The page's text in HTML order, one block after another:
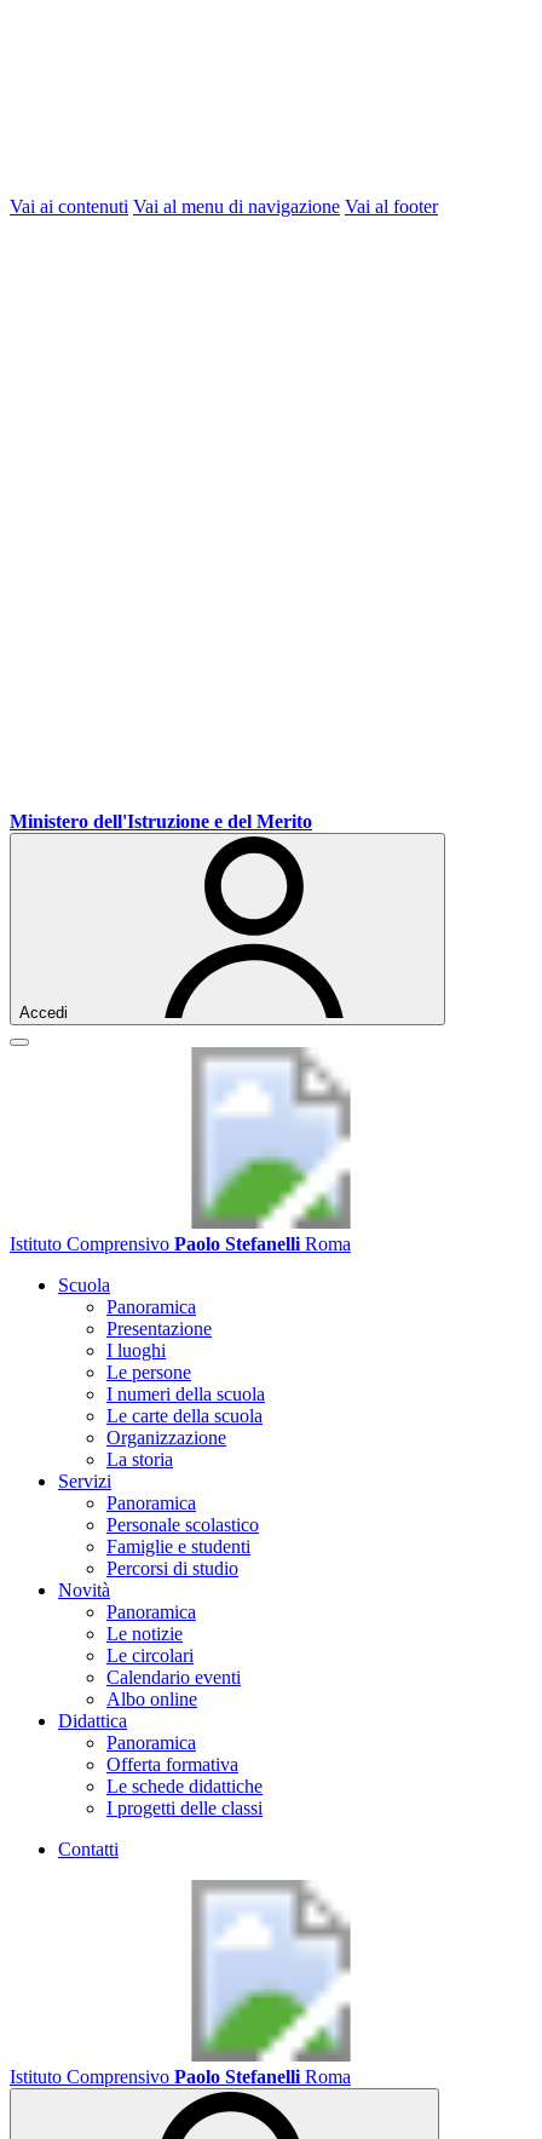
Vai ai contenuti Vai al menu di navigazione Vai al footer
Ministero dell'Istruzione e del Merito
Accedi
Istituto Comprensivo Paolo Stefanelli Roma
Scuola
Panoramica
Presentazione
I luoghi
Le persone
I numeri della scuola
Le carte della scuola
Organizzazione
La storia
Servizi
Panoramica
Personale scolastico
Famiglie e studenti
Percorsi di studio
Novità
Panoramica
Le notizie
Le circolari
Calendario eventi
Albo online
Didattica
Panoramica
Offerta formativa
Le schede didattiche
I progetti delle classi
Contatti
Istituto Comprensivo Paolo Stefanelli Roma